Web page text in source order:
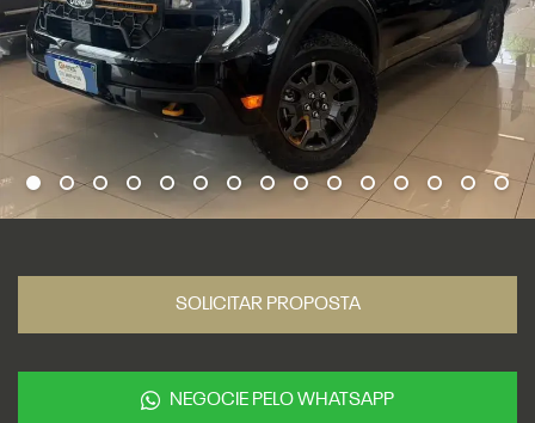
SOLICITAR PROPOSTA
NEGOCIE PELO WHATSAPP